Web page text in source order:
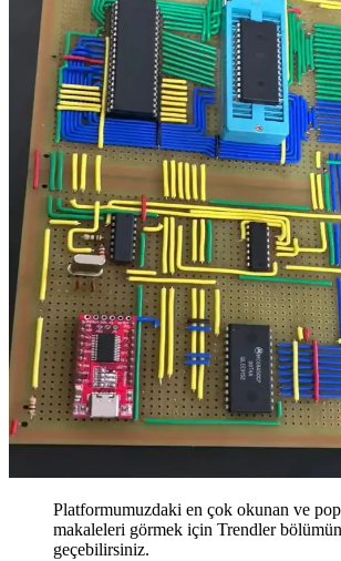
Platformumuzdaki en çok okunan ve
makaleleri görmek için Trendler
geçebilirsiniz.